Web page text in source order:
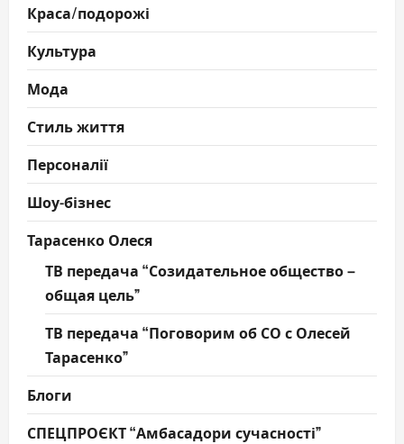
Краса/подорожі
Культура
Мода
Стиль життя
Персоналії
Шоу-бізнес
Тарасенко Олеся
ТВ передача “Созидательное общество –
общая цель”
ТВ передача “Поговорим об СО с Олесей
Тарасенко”
Блоги
СПЕЦПРОЄКТ “Амбасадори сучасності”